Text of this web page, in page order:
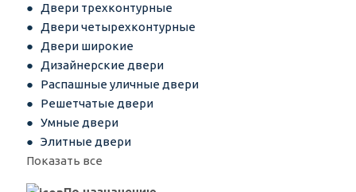
Двери трехконтурные
Двери четырехконтурные
Двери широкие
Дизайнерские двери
Распашные уличные двери
Решетчатые двери
Умные двери
Элитные двери
Показать все